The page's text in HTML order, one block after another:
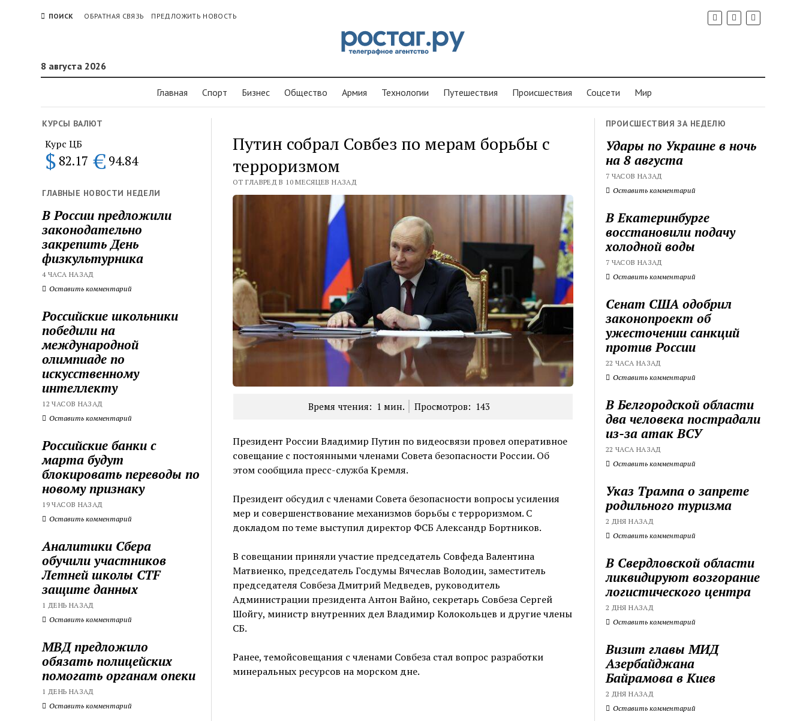
ПОИСК ОБРАТНАЯ СВЯЗЬ ПРЕДЛОЖИТЬ НОВОСТЬ
8 августа 2026
Главная Спорт Бизнес Общество Армия Технологии Путешествия Проиcшествия Соцсети Мир
КУРСЫ ВАЛЮТ
Курс ЦБ
$ 82.17 € 94.84
ГЛАВНЫЕ НОВОСТИ НЕДЕЛИ
В России предложили
законодательно
закрепить День
физкультурника
4 ЧАСА НАЗАД
Оставить комментарий
Российские школьники
победили на
международной
олимпиаде по
искусственному
интеллекту
12 ЧАСОВ НАЗАД
Оставить комментарий
Российские банки с
марта будут
блокировать переводы по
новому признаку
19 ЧАСОВ НАЗАД
Оставить комментарий
Аналитики Сбера
обучили участников
Летней школы CTF
защите данных
1 ДЕНЬ НАЗАД
Оставить комментарий
МВД предложило
обязать полицейских
помогать органам опеки
1 ДЕНЬ НАЗАД
Оставить комментарий
Путин собрал Совбез по мерам борьбы с
терроризмом
ОТ ГЛАВРЕД В 10 МЕСЯЦЕВ НАЗАД
Время чтения: 1 мин. Просмотров: 143
Президент России Владимир Путин по видеосвязи провел оперативное
совещание с постоянными членами Совета безопасности России. Об
этом сообщила пресс-служба Кремля.
Президент обсудил с членами Совета безопасности вопросы усиления
мер и совершенствование механизмов борьбы с терроризмом. С
докладом по теме выступил директор ФСБ Александр Бортников.
В совещании приняли участие председатель Совфеда Валентина
Матвиенко, председатель Госдумы Вячеслав Володин, заместитель
председателя Совбеза Дмитрий Медведев, руководитель
Администрации президента Антон Вайно, секретарь Совбеза Сергей
Шойгу, министр внутренних дел Владимир Колокольцев и другие члены
СБ.
Ранее, темойсовещания с членами Совбеза стал вопрос разработки
минеральных ресурсов на морском дне.
ПРОИСШЕСТВИЯ ЗА НЕДЕЛЮ
Удары по Украине в ночь
на 8 августа
7 ЧАСОВ НАЗАД
Оставить комментарий
В Екатеринбурге
восстановили подачу
холодной воды
7 ЧАСОВ НАЗАД
Оставить комментарий
Сенат США одобрил
законопроект об
ужесточении санкций
против России
22 ЧАСА НАЗАД
Оставить комментарий
В Белгородской области
два человека пострадали
из-за атак ВСУ
22 ЧАСА НАЗАД
Оставить комментарий
Указ Трампа о запрете
родильного туризма
2 ДНЯ НАЗАД
Оставить комментарий
В Свердловской области
ликвидируют возгорание
логистического центра
2 ДНЯ НАЗАД
Оставить комментарий
Визит главы МИД
Азербайджана
Байрамова в Киев
2 ДНЯ НАЗАД
Оставить комментарий